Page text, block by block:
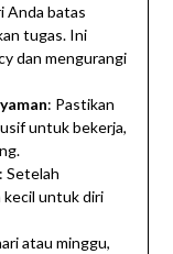
Anda batas
tugas. Ini
dan mengurangi
: Pastikan
untuk bekerja,
: Setelah
kecil untuk diri
atau minggu,